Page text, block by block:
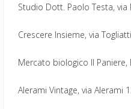
Studio Dott. Paolo Testa,
Crescere Insieme, via
Mercato biologico Il Paniere,
Alerami Vintage, via Alerami